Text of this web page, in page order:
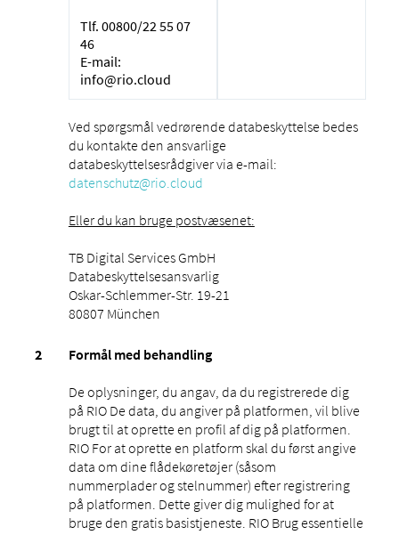
Tlf. 00800/22 55 07
46
E-mail:
info@rio.cloud
Ved spørgsmål vedrørende databeskyttelse bedes
du kontakte den ansvarlige
databeskyttelsesrådgiver via e-mail:
datenschutz@rio.cloud
Eller du kan bruge postvæsenet:
TB Digital Services GmbH
Databeskyttelsesansvarlig
Oskar-Schlemmer-Str. 19-21
80807 München
Formål med behandling
De oplysninger, du angav, da du registrerede dig
på RIO De data, du angiver på platformen, vil blive
brugt til at oprette en profil af dig på platformen.
RIO For at oprette en platform skal du først angive
data om dine flådekøretøjer (såsom
nummerplader og stelnummer) efter registrering
på platformen. Dette giver dig mulighed for at
bruge den gratis basistjeneste. RIO Brug essentielle